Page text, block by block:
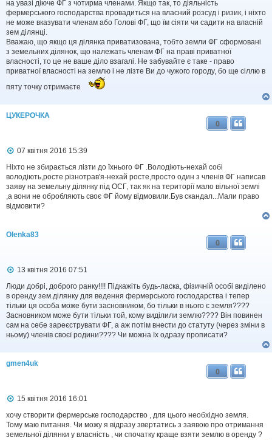
на увазі діюче ФГ з чотирма членами. Якщо так, то діяльність
фермерського господарства провадиться на власний розсуд і ризик, і ніхто
не може вказувати членам або Голові ФГ, що їм сіяти чи садити на власній
зем ділянці.
Вважаю, що якщо ця ділянка приватизована, тобто земли ФГ сформовані
з земельних ділянок, що належать членам ФГ на праві приватної
власності, то це не ваше діло взагалі. Не забувайте є таке - право
приватної власності на землю і не лізте Ви до чужого городу, бо ще сіллю в
пяту точку отримаєте
ЦУКЕРОЧКА
0
П
в
і
д
м
л
н
07 квітня 2016 15:39
Ніхто не збирається лізти до їхнього ФГ .Володіють-нехай собі
володіють,росте різнотрав'я-нехай росте,просто один з членів ФГ написав
заяву на земельну ділянку під ОСГ, так як на території мало вільної землі
,а вони не обробляють своє ФГ йому відмовили.Був скандал...Мали право
відмовити?
Olenka83
0
П
в
і
д
о
м
л
е
я
13 квітня 2016 07:51
Люди добрі, доброго ранку!!!! Підкажіть будь-ласка, фізичній особі виділено
в оренду зем.ділянку для ведення фермерського господарства і тепер
тільки ця особа може бути засновником, бо тільки в нього є земля????
Засновником може бути тільки той, кому виділили землю???? Він повинен
сам на себе зареєструвати ФГ, а аж потім внести до статуту (через зміни в
ньому) членів своєї родини???? Чи можна їх одразу прописати?
gmen4uk
0
П
в
і
д
15 квітня 2016 16:01
хочу створити фермерське господарство , для цього необхідно земля.
Тому маю питання. Чи можу я відразу звертатись з заявою про отримання
земельної ділянки у власність , чи спочатку краще взяти землю в оренду ?